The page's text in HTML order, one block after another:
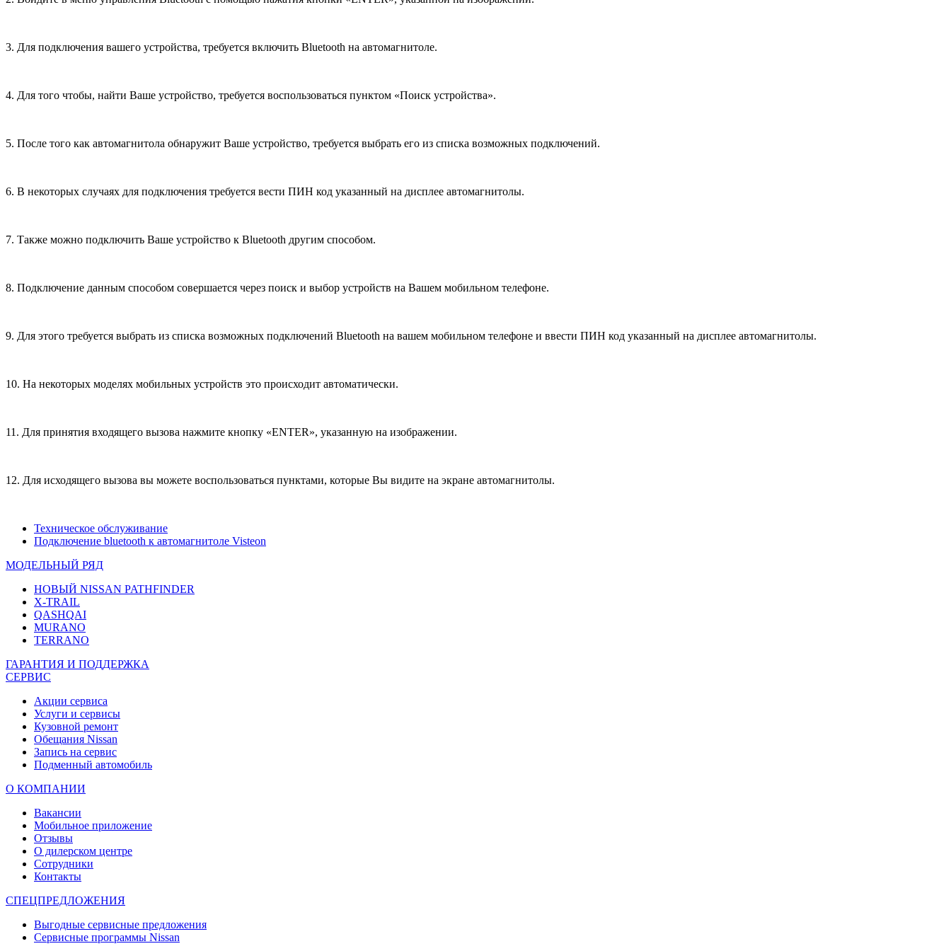
3. Для подключения вашего устройства, требуется включить Bluetooth на автомагнитоле.
4. Для того чтобы, найти Ваше устройство, требуется воспользоваться пунктом «Поиск устройства».
5. После того как автомагнитола обнаружит Ваше устройство, требуется выбрать его из списка возможных подключений.
6. В некоторых случаях для подключения требуется вести ПИН код указанный на дисплее автомагнитолы.
7. Также можно подключить Ваше устройство к Bluetooth другим способом.
8. Подключение данным способом совершается через поиск и выбор устройств на Вашем мобильном телефоне.
9. Для этого требуется выбрать из списка возможных подключений Bluetooth на вашем мобильном телефоне и ввести ПИН код указанный на дисплее автомагнитолы.
10. На некоторых моделях мобильных устройств это происходит автоматически.
11. Для принятия входящего вызова нажмите кнопку «ENTER», указанную на изображении.
12. Для исходящего вызова вы можете воспользоваться пунктами, которые Вы видите на экране автомагнитолы.
Техническое обслуживание
Подключение bluetooth к автомагнитоле Visteon
МОДЕЛЬНЫЙ РЯД
НОВЫЙ NISSAN PATHFINDER
X-TRAIL
QASHQAI
MURANO
TERRANO
ГАРАНТИЯ И ПОДДЕРЖКА
СЕРВИС
Акции сервиса
Услуги и сервисы
Кузовной ремонт
Обещания Nissan
Запись на сервис
Подменный автомобиль
О КОМПАНИИ
Вакансии
Мобильное приложение
Отзывы
О дилерском центре
Сотрудники
Контакты
СПЕЦПРЕДЛОЖЕНИЯ
Выгодные сервисные предложения
Сервисные программы Nissan